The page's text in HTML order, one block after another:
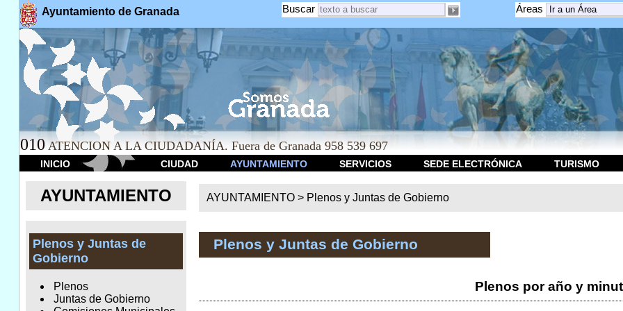
Ayuntamiento de Granada Áreas
Buscar
010 ATENCION A LA CIUDADANÍA. Fuera de Granada 958 539 697
INICIO CIUDAD AYUNTAMIENTO SERVICIOS SEDE ELECTRÓNICA TURISMO
AYUNTAMIENTO
Plenos y Juntas de
Gobierno
Plenos
Juntas de Gobierno
AYUNTAMIENTO > Plenos y Juntas de Gobierno
Plenos y Juntas de Gobierno
Plenos por año y